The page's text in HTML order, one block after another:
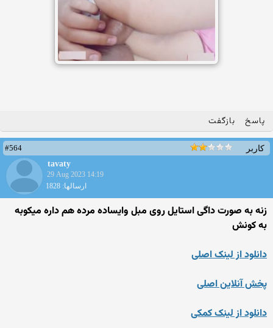
پاسخ بازگفت
کاربر
#564
tavaty
29 Aug 2023 14:19
ارسالها: 1828
زنه به صورت داگی استایل روی مبل وایساده مرده هم داره میکوبه
به کونش
دانلود از لینک اصلی
پخش آنلاین اصلی
دانلود از لینک کمکی